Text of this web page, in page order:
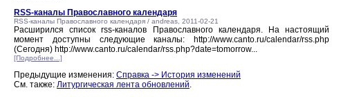
RSS-каналы Православного календаря
RSS-каналы Православного календаря / andreas, 2011-02-21
Расширился список rss-каналов Православного календаря. На настоящий
момент доступны следующие каналы: http://www.canto.ru/calendar/rss.php
(Сегодня) http://www.canto.ru/calendar/rss.php?date=tomorrow...
[Подробнее...]
Предыдущие изменения: Справка -> История изменений
См. также: Литургическая лента обновлений.